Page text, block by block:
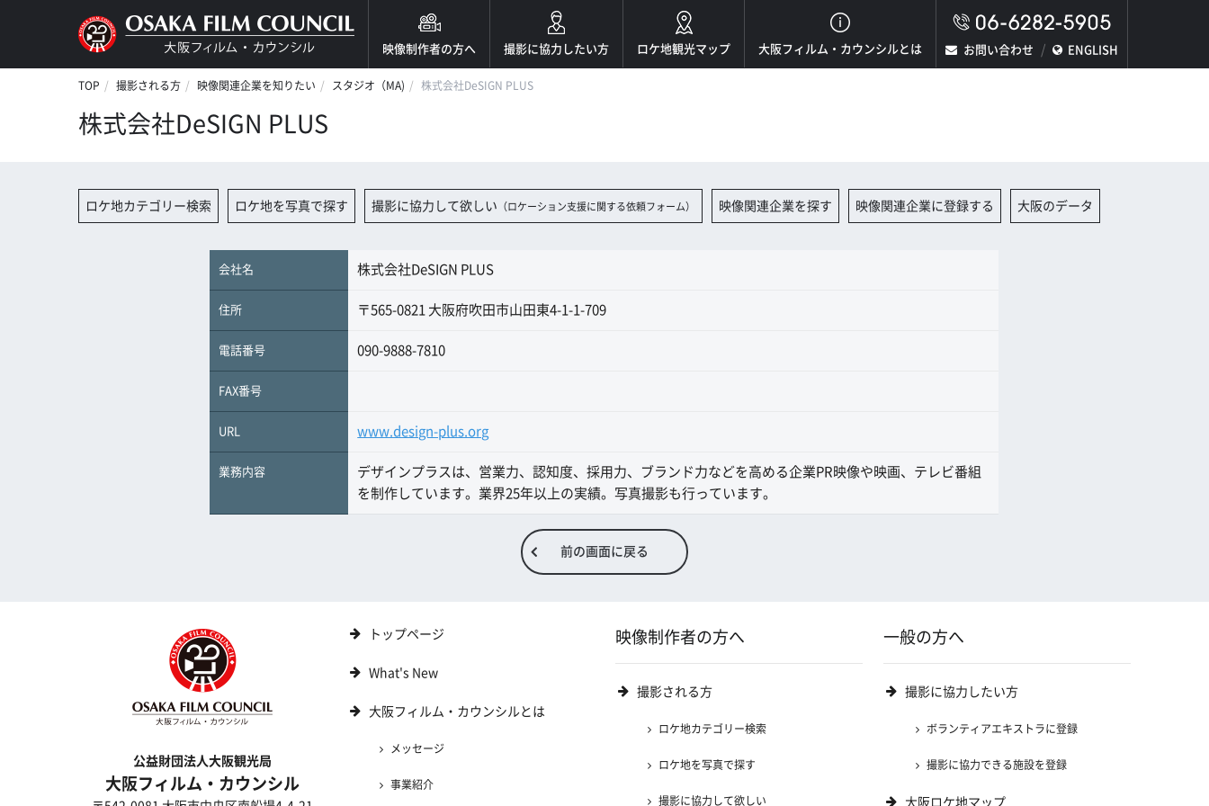
映像制作者の方へ 撮影に協力したい方 ロケ地観光マップ 大阪フィルム・カウンシルとは お問い合わせ ENGLISH
TOP 撮影される方 映像関連企業を知りたい スタジオ（MA) 株式会社DeSIGN PLUS
株式会社DeSIGN PLUS
ロケ地カテゴリー検索 ロケ地を写真で探す 撮影に協力して欲しい （ロケーション支援に関する依頼フォーム） 映像関連企業を探す 映像関連企業に登録する 大阪のデータ
会社名 株式会社DeSIGN PLUS
住所 〒565-0821 大阪府吹田市山田東4-1-1-709
電話番号 090-9888-7810
FAX番号
URL www.design-plus.org
業務内容
デザインプラスは、営業力、認知度、採用力、ブランド力などを高める企業PR映像や映画、テレビ番組
を制作しています。業界25年以上の実績。写真撮影も行っています。
前の画面に戻る
公益財団法人大阪観光局
大阪フィルム・カウンシル
トップページ
What's New
大阪フィルム・カウンシルとは
メッセージ
事業紹介
映像制作者の方へ
撮影される方
ロケ地カテゴリー検索
ロケ地を写真で探す
撮影に協力して欲しい
一般の方へ
撮影に協力したい方
ボランティアエキストラに登録
撮影に協力できる施設を登録
大阪ロケ地マップ